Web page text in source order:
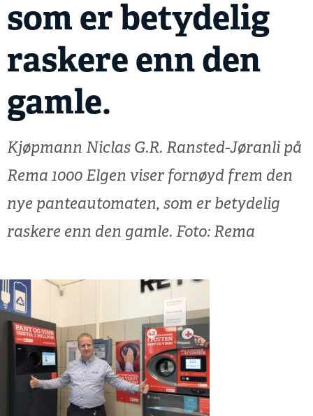
som er betydelig
raskere enn den
gamle.
Kjøpmann Niclas G.R. Ransted-Jøranli på
Rema 1000 Elgen viser fornøyd frem den
nye panteautomaten, som er betydelig
raskere enn den gamle. Foto: Rema